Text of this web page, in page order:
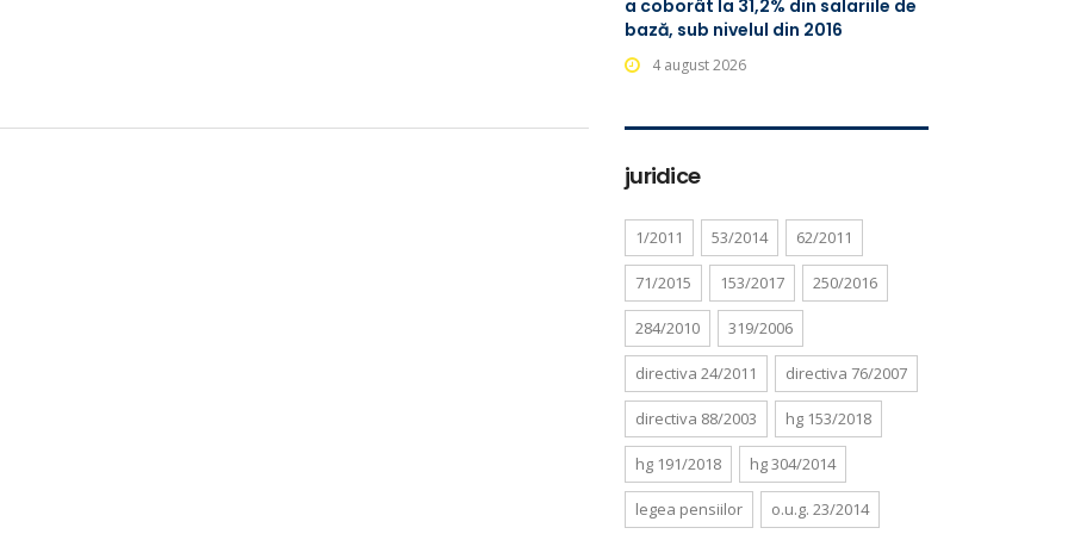
a coborât la 31,2% din salariile de
bază, sub nivelul din 2016
4 august 2026
juridice
1/2011 53/2014 62/2011
71/2015 153/2017 250/2016
284/2010 319/2006
directiva 24/2011 directiva 76/2007
directiva 88/2003 hg 153/2018
hg 191/2018 hg 304/2014
legea pensiilor o.u.g. 23/2014